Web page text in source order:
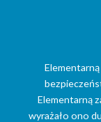
Elementarną
wyrażało ono